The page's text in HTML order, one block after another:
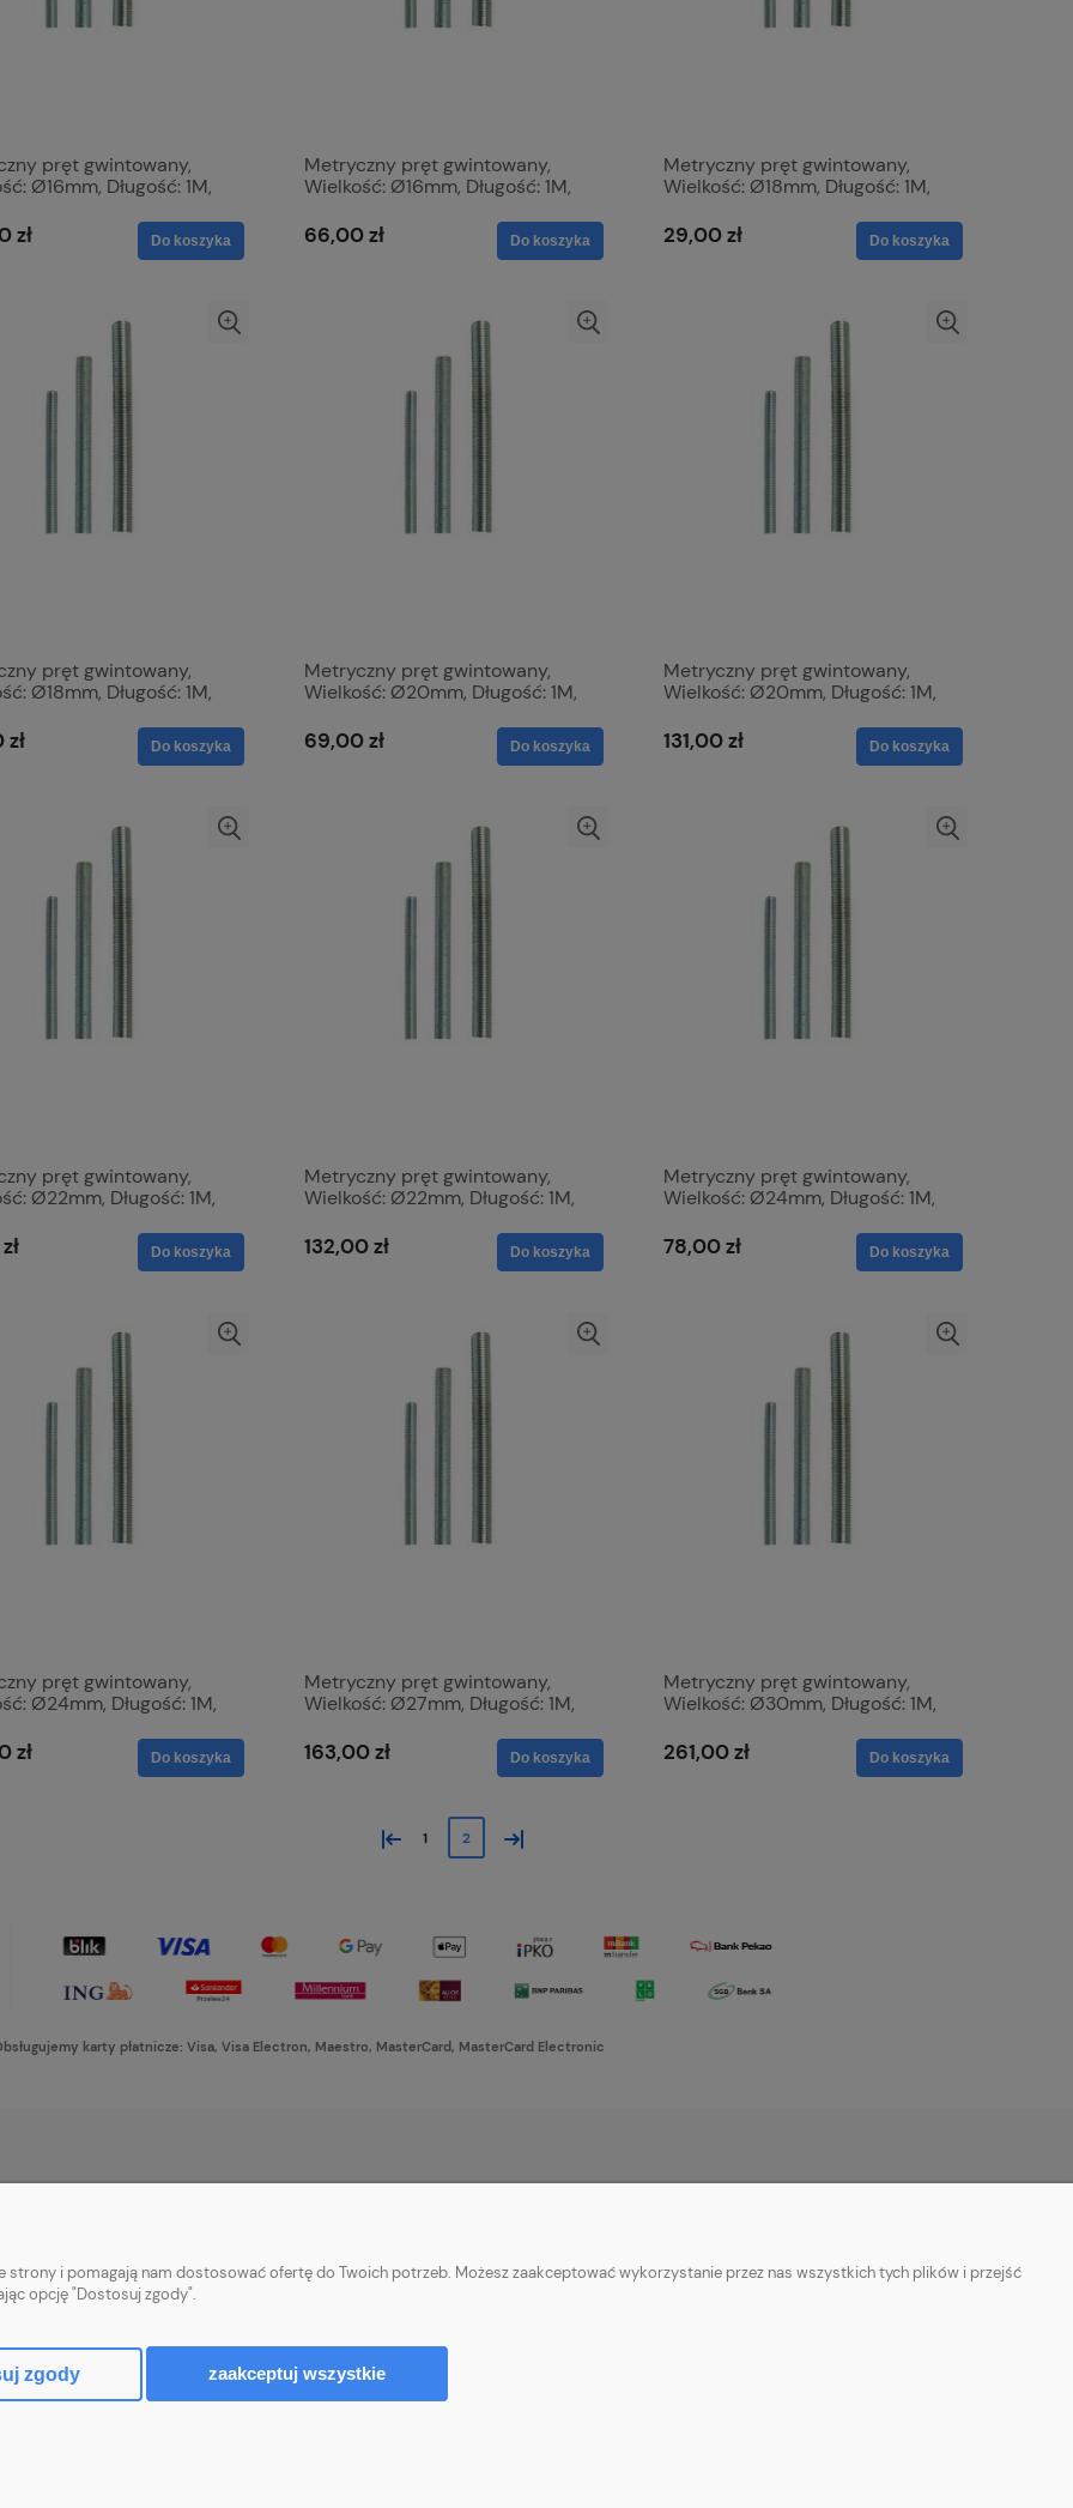
pręt gwintowany,
Ø16mm, Długość: 1M,
zł Do koszyka
Metryczny pręt gwintowany,
Wielkość: Ø16mm, Długość: 1M,
8.8. S.8171
66,00 zł Do koszyka
Metryczny pręt gwintowany,
Wielkość: Ø18mm, Długość: 1M,
4.6. S.51891
29,00 zł Do koszyka
pręt gwintowany,
Ø18mm, Długość: 1M,
Do koszyka
Metryczny pręt gwintowany,
Wielkość: Ø20mm, Długość: 1M,
4.6. S.51892
69,00 zł Do koszyka
Metryczny pręt gwintowany,
Wielkość: Ø20mm, Długość: 1M,
8.8. S.8173
131,00 zł Do koszyka
pręt gwintowany,
Ø22mm, Długość: 1M,
Do koszyka
Metryczny pręt gwintowany,
Wielkość: Ø22mm, Długość: 1M,
8.8. S.8174
132,00 zł Do koszyka
Metryczny pręt gwintowany,
Wielkość: Ø24mm, Długość: 1M,
4.6. S.51894
78,00 zł Do koszyka
pręt gwintowany,
Ø24mm, Długość: 1M,
zł Do koszyka
Metryczny pręt gwintowany,
Wielkość: Ø27mm, Długość: 1M,
8.8. S.51999
163,00 zł Do koszyka
Metryczny pręt gwintowany,
Wielkość: Ø30mm, Długość: 1M,
8.8. S.8176
261,00 zł Do koszyka
« 1 2 »
karty płatnicze: Visa, Visa Electron, Maestro, MasterCard, MasterCard Electronic
Czas i koszty dostawy
Polityka prywatności
O firmie
strony i pomagają nam dostosować ofertę do Twoich potrzeb. Możesz zaakceptować wykorzystanie przez nas wszystkich tych plików i przejść
opcję "Dostosuj zgody".
zgody zaakceptuj wszystkie